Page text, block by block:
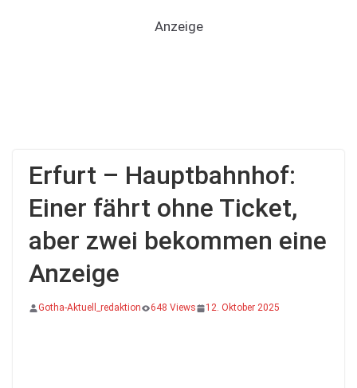
Anzeige
Erfurt – Hauptbahnhof:
Einer fährt ohne Ticket,
aber zwei bekommen eine
Anzeige
Gotha-Aktuell_redaktion 648 Views 12. Oktober 2025